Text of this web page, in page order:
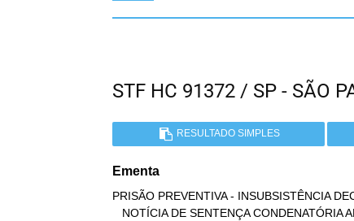
STF HC 91372 / SP - SÃO
RESULTADO SIMPLES
Ementa
PRISÃO PREVENTIVA - INSUBSISTÊNCIA